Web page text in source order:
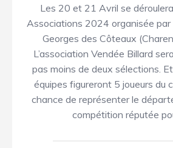
Les 20 et 21 Avril se
Associations 2024 organisée par
Georges des Côteaux
L’association Vendée Billard
pas moins de deux sélections.
équipes figureront 5 joueurs du
chance de représenter le
compétition réputée